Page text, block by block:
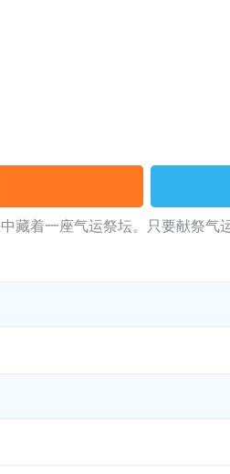
藏着一座气运祭坛。只要献祭